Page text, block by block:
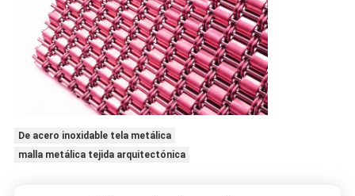
De acero inoxidable tela metálica
malla metálica tejida arquitectónica